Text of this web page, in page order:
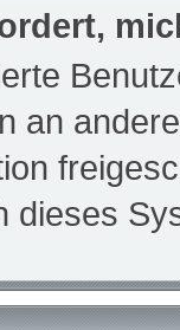
an
dieses